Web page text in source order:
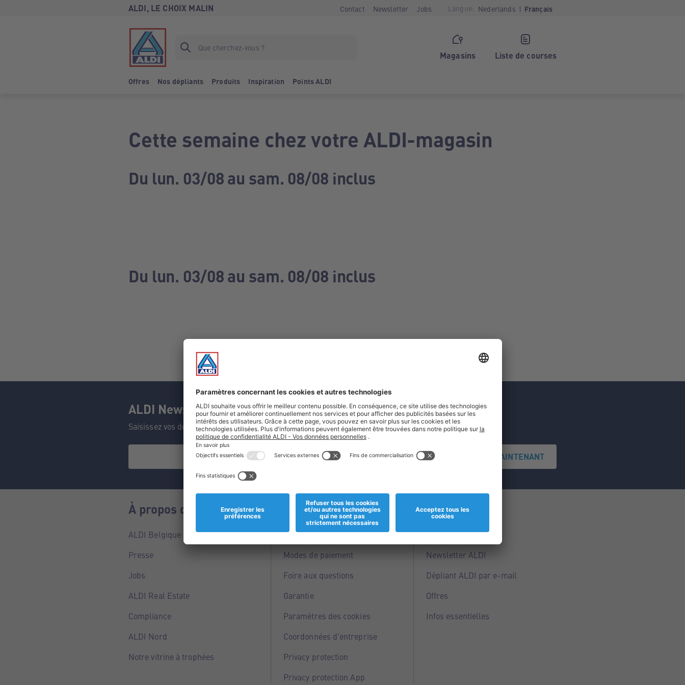
ALDI, LE CHOIX MALIN Contact Newsletter Jobs Langue: Nederlands Français
Magasins Liste de courses
Offres Nos dépliants Produits Inspiration Points ALDI
Cette semaine chez votre ALDI-magasin
Du lun. 03/08 au sam. 08/08 inclus
Du lun. 03/08 au sam. 08/08 inclus
ALDI Newsletter
Saisissez vos données et ne manquez aucune de nos offres.
S'INSCRIRE MAINTENANT
À propos de nous
ALDI Belgique
Presse
Jobs
ALDI Real Estate
Compliance
ALDI Nord
Notre vitrine à trophées
Informations
Magasins
Modes de paiement
Foire aux questions
Garantie
Paramètres des cookies
Coordonnées d'entreprise
Privacy protection
Privacy protection App
Service
Points ALDI
Newsletter ALDI
Dépliant ALDI par e-mail
Offres
Infos essentielles